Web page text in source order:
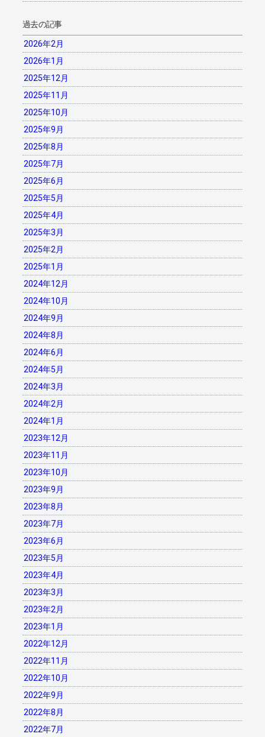
過去の記事
2026年2月
2026年1月
2025年12月
2025年11月
2025年10月
2025年9月
2025年8月
2025年7月
2025年6月
2025年5月
2025年4月
2025年3月
2025年2月
2025年1月
2024年12月
2024年10月
2024年9月
2024年8月
2024年6月
2024年5月
2024年3月
2024年2月
2024年1月
2023年12月
2023年11月
2023年10月
2023年9月
2023年8月
2023年7月
2023年6月
2023年5月
2023年4月
2023年3月
2023年2月
2023年1月
2022年12月
2022年11月
2022年10月
2022年9月
2022年8月
2022年7月